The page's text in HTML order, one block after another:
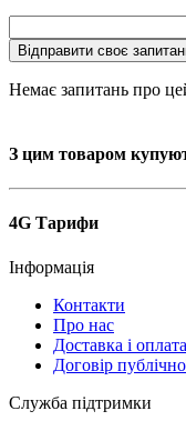
Відправити своє
Немає запитань про
З цим товаром
4G Тарифи
Інформація
Контакти
Про нас
Доставка і оплата
Договір
Служба підтримки